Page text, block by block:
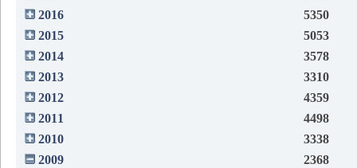
2016
5350
2015
5053
2014
3578
2013
3310
2012
4359
2011
4498
2010
3338
2009
2368